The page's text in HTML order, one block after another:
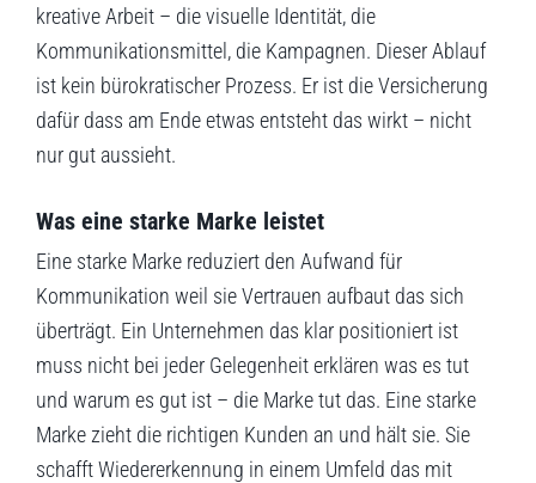
kreative Arbeit – die visuelle Identität, die
Kommunikationsmittel, die Kampagnen. Dieser Ablauf
ist kein bürokratischer Prozess. Er ist die Versicherung
dafür dass am Ende etwas entsteht das wirkt – nicht
nur gut aussieht.
Was eine starke Marke leistet
Eine starke Marke reduziert den Aufwand für
Kommunikation weil sie Vertrauen aufbaut das sich
überträgt. Ein Unternehmen das klar positioniert ist
muss nicht bei jeder Gelegenheit erklären was es tut
und warum es gut ist – die Marke tut das. Eine starke
Marke zieht die richtigen Kunden an und hält sie. Sie
schafft Wiedererkennung in einem Umfeld das mit